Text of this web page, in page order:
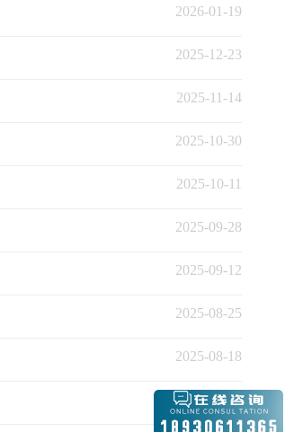
2026-01-19
2025-12-23
2025-11-14
2025-10-30
2025-10-11
2025-09-28
2025-09-12
2025-08-25
2025-08-18
2025-06-11